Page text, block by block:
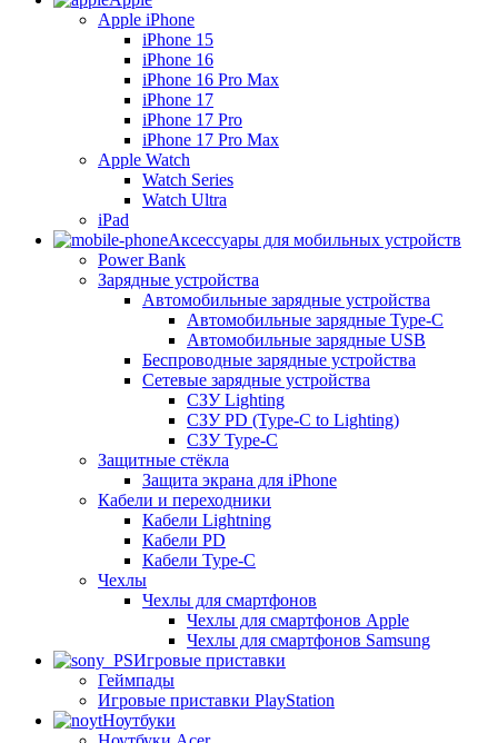
Apple iPhone
iPhone 15
iPhone 16
iPhone 16 Pro Max
iPhone 17
iPhone 17 Pro
iPhone 17 Pro Max
Apple Watch
Watch Series
Watch Ultra
iPad
Аксессуары для мобильных устройств
Power Bank
Зарядные устройства
Автомобильные зарядные устройства
Автомобильные зарядные Type-C
Автомобильные зарядные USB
Беспроводные зарядные устройства
Сетевые зарядные устройства
СЗУ Lighting
СЗУ PD (Type-C to Lighting)
СЗУ Type-C
Защитные стёкла
Защита экрана для iPhone
Кабели и переходники
Кабели Lightning
Кабели PD
Кабели Type-C
Чехлы
Чехлы для смартфонов
Чехлы для смартфонов Apple
Чехлы для смартфонов Samsung
Игровые приставки
Геймпады
Игровые приставки PlayStation
Ноутбуки